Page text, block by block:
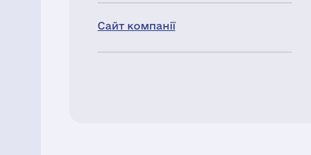
Сайт компанії